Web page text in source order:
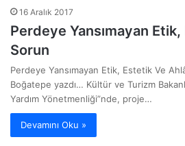
16 Aralık 2017
Perdeye Yansımayan
Sorun
Perdeye Yansımayan Etik, Estetik Ve
Boğatepe yazdı… Kültür ve Turizm
Yardım Yönetmenliği”nde, proje…
Devamını Oku »